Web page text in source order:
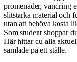
promenader, vandring
slitstarka material och
utan att behöva kosta
Som student shoppar
Här hittar du alla
samlade på ett ställe.